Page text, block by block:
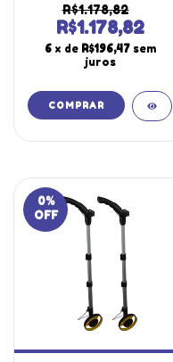
Compensador
Amortecimento Nl-
20 Portátil
Instrutherm
R$1.178,82
R$1.178,82
6 x de R$196,47 sem
juros
0%
OFF